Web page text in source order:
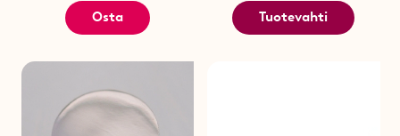
Osta Tuotevahti